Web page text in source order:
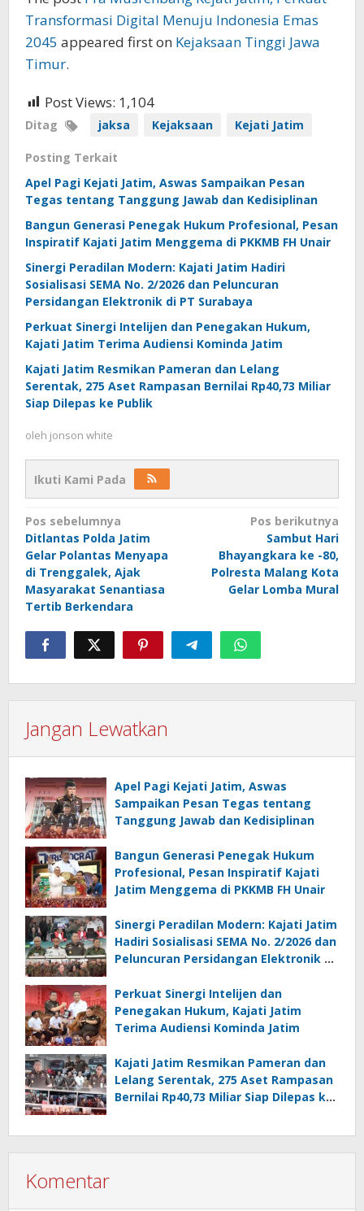
Transformasi Digital Menuju Indonesia Emas
2045 appeared first on Kejaksaan Tinggi Jawa
Timur.
Post Views: 1,104
Ditag jaksa Kejaksaan Kejati Jatim
Posting Terkait
Apel Pagi Kejati Jatim, Aswas Sampaikan Pesan
Tegas tentang Tanggung Jawab dan Kedisiplinan
Bangun Generasi Penegak Hukum Profesional, Pesan
Inspiratif Kajati Jatim Menggema di PKKMB FH Unair
Sinergi Peradilan Modern: Kajati Jatim Hadiri
Sosialisasi SEMA No. 2/2026 dan Peluncuran
Persidangan Elektronik di PT Surabaya
Perkuat Sinergi Intelijen dan Penegakan Hukum,
Kajati Jatim Terima Audiensi Kominda Jatim
Kajati Jatim Resmikan Pameran dan Lelang
Serentak, 275 Aset Rampasan Bernilai Rp40,73 Miliar
Siap Dilepas ke Publik
oleh jonson white
Ikuti Kami Pada
Navigasi
pos
Pos sebelumnya
Ditlantas Polda Jatim
Gelar Polantas Menyapa
di Trenggalek, Ajak
Masyarakat Senantiasa
Tertib Berkendara
Pos berikutnya
Sambut Hari
Bhayangkara ke -80,
Polresta Malang Kota
Gelar Lomba Mural
Jangan Lewatkan
Apel Pagi Kejati Jatim, Aswas
Sampaikan Pesan Tegas tentang
Tanggung Jawab dan Kedisiplinan
Bangun Generasi Penegak Hukum
Profesional, Pesan Inspiratif Kajati
Jatim Menggema di PKKMB FH Unair
Sinergi Peradilan Modern: Kajati Jatim
Hadiri Sosialisasi SEMA No. 2/2026 dan
Peluncuran Persidangan Elektronik di
Perkuat Sinergi Intelijen dan
Penegakan Hukum, Kajati Jatim
Terima Audiensi Kominda Jatim
Kajati Jatim Resmikan Pameran dan
Lelang Serentak, 275 Aset Rampasan
Bernilai Rp40,73 Miliar Siap Dilepas ke
Komentar